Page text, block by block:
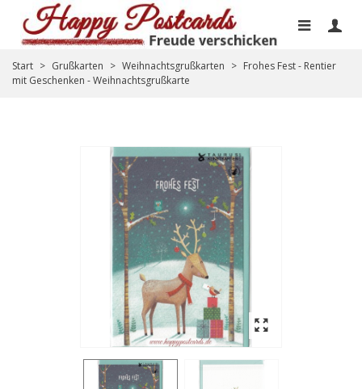
Start > Grußkarten > Weihnachtsgrußkarten > Frohes Fest - Rentier
mit Geschenken - Weihnachtsgrußkarte